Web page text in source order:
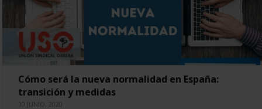
Cómo será la nueva normalidad en España:
transición y medidas
10 JUNIO, 2020